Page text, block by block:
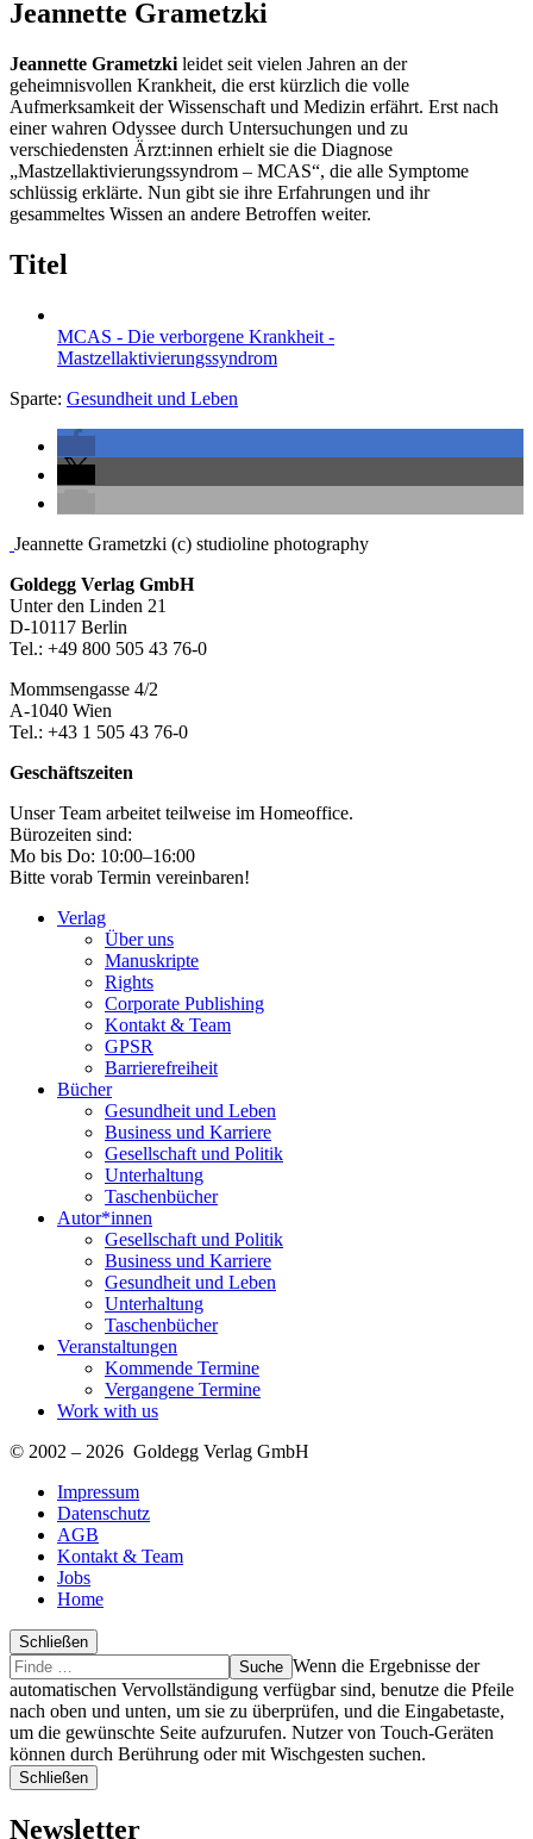
Jeannette Grametzki
Jeannette Grametzki leidet seit vielen Jahren an der
geheimnisvollen Krankheit, die erst kürzlich die volle
Aufmerksamkeit der Wissenschaft und Medizin erfährt. Erst nach
einer wahren Odyssee durch Untersuchungen und zu
verschiedensten Ärzt:innen erhielt sie die Diagnose
„Mastzellaktivierungssyndrom – MCAS“, die alle Symptome
schlüssig erklärte. Nun gibt sie ihre Erfahrungen und ihr
gesammeltes Wissen an andere Betroffen weiter.
Titel
MCAS - Die verborgene Krankheit -
Mastzellaktivierungssyndrom
Sparte: Gesundheit und Leben
Seitenleiste
Jeannette Grametzki (c) studioline photography
Footer-
Section
Goldegg Verlag GmbH
Unter den Linden 21
D-10117 Berlin
Tel.: +49 800 505 43 76-0
Mommsengasse 4/2
A-1040 Wien
Tel.: +43 1 505 43 76-0
Geschäftszeiten
Unser Team arbeitet teilweise im Homeoffice.
Bürozeiten sind:
Mo bis Do: 10:00–16:00
Bitte vorab Termin vereinbaren!
Verlag
Über uns
Manuskripte
Rights
Corporate Publishing
Kontakt & Team
GPSR
Barrierefreiheit
Bücher
Gesundheit und Leben
Business und Karriere
Gesellschaft und Politik
Unterhaltung
Taschenbücher
Autor*innen
Gesellschaft und Politik
Business und Karriere
Gesundheit und Leben
Unterhaltung
Taschenbücher
Veranstaltungen
Kommende Termine
Vergangene Termine
Work with us
© 2002 – 2026 Goldegg Verlag GmbH
Impressum
Datenschutz
AGB
Kontakt & Team
Jobs
Home
Schließen
Suche
Finde
…
Wenn die Ergebnisse der
automatischen Vervollständigung verfügbar sind, benutze die Pfeile
nach oben und unten, um sie zu überprüfen, und die Eingabetaste,
um die gewünschte Seite aufzurufen. Nutzer von Touch-Geräten
können durch Berührung oder mit Wischgesten suchen.
Schließen
Newsletter